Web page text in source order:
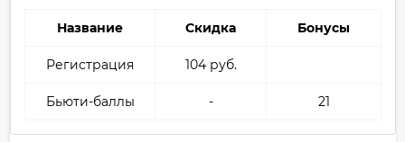
Название Скидка Бонусы
Регистрация 104 руб.
Бьюти-баллы - 21